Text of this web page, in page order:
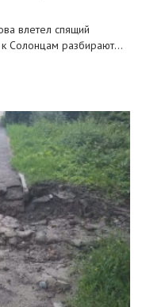
влетел спящий
Солонцам разбирают…